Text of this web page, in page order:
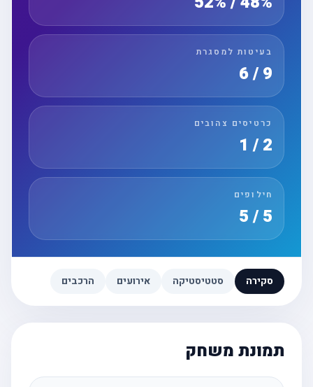
בעיטות למסגרת
כרטיסים צהובים
חילופים
סקירה סטטיסטיקה אירועים הרכבים
תמונת משחק